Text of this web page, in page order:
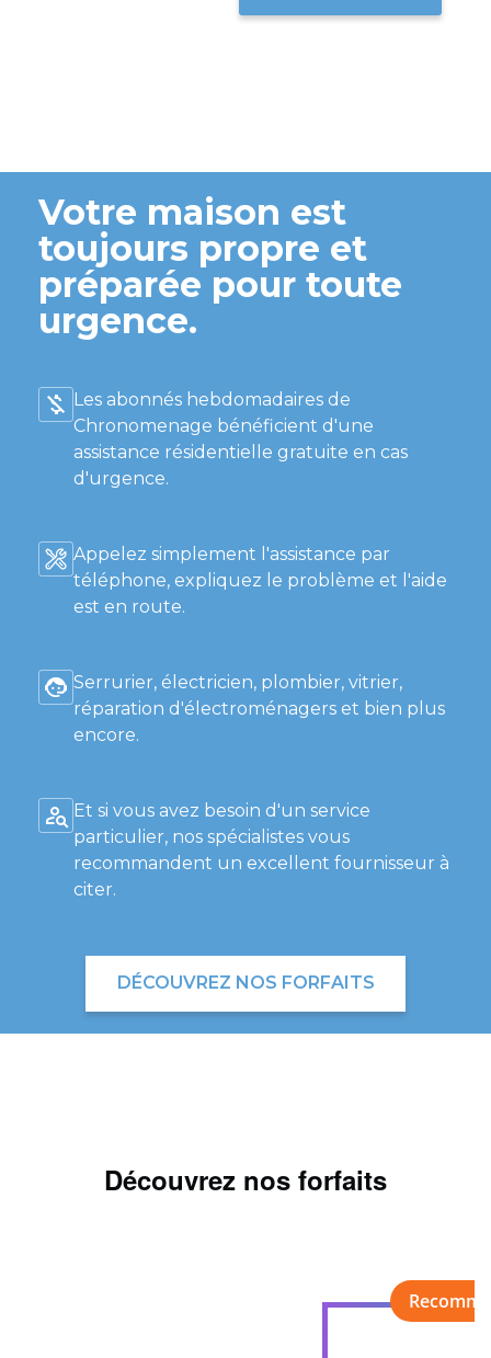
Votre maison est
toujours propre et
préparée pour toute
urgence.
Les abonnés hebdomadaires de
Chronomenage bénéficient d'une
assistance résidentielle gratuite en cas
d'urgence.
Appelez simplement l'assistance par
téléphone, expliquez le problème et l'aide
est en route.
Serrurier, électricien, plombier, vitrier,
réparation d'électroménagers et bien plus
encore.
Et si vous avez besoin d'un service
particulier, nos spécialistes vous
recommandent un excellent fournisseur à
citer.
DÉCOUVREZ NOS FORFAITS
Découvrez nos forfaits